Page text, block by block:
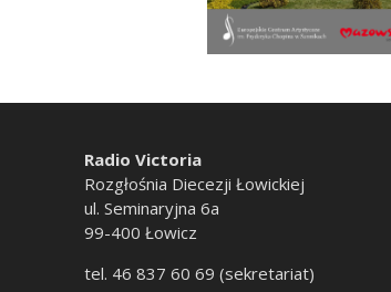
Radio Victoria
Rozgłośnia Diecezji Łowickiej
ul. Seminaryjna 6a
99-400 Łowicz
tel. 46 837 60 69 (sekretariat)